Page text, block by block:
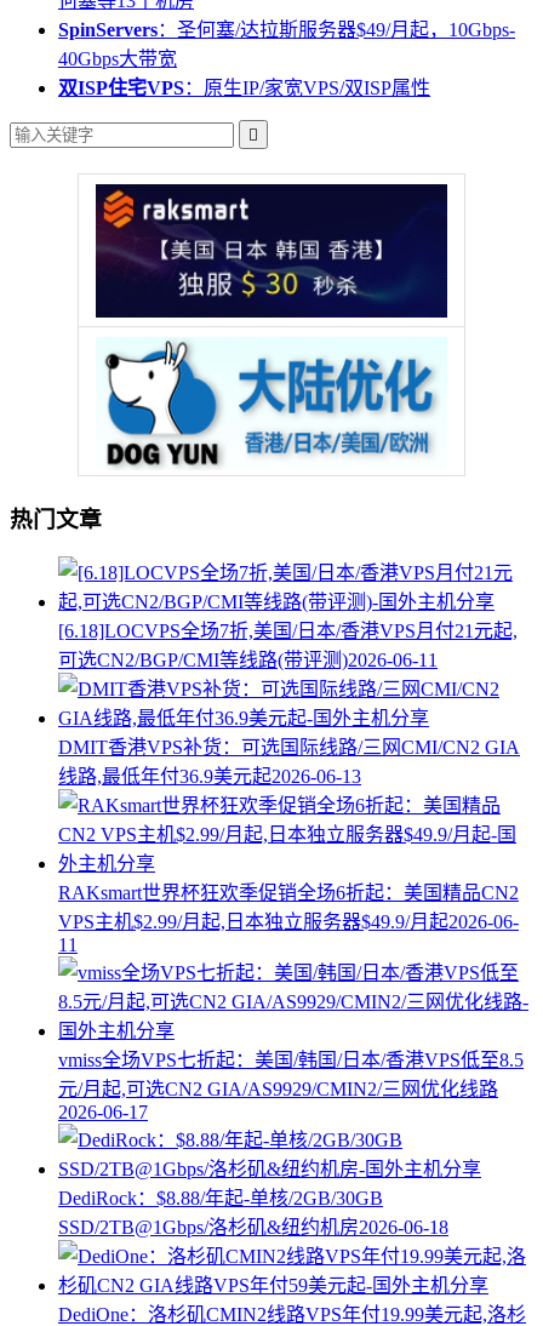
SpinServers：圣何塞/达拉斯服务器$49/月起，10Gbps-
40Gbps大带宽
双ISP住宅VPS：原生IP/家宽VPS/双ISP属性

热门文章
[6.18]LOCVPS全场7折,美国/日本/香港VPS月付21元起,
可选CN2/BGP/CMI等线路(带评测)2026-06-11
DMIT香港VPS补货：可选国际线路/三网CMI/CN2 GIA
线路,最低年付36.9美元起2026-06-13
RAKsmart世界杯狂欢季促销全场6折起：美国精品CN2
VPS主机$2.99/月起,日本独立服务器$49.9/月起2026-06-
11
vmiss全场VPS七折起：美国/韩国/日本/香港VPS低至8.5
元/月起,可选CN2 GIA/AS9929/CMIN2/三网优化线路
2026-06-17
DediRock：$8.88/年起-单核/2GB/30GB
SSD/2TB@1Gbps/洛杉矶&纽约机房2026-06-18
DediOne：洛杉矶CMIN2线路VPS年付19.99美元起,洛杉